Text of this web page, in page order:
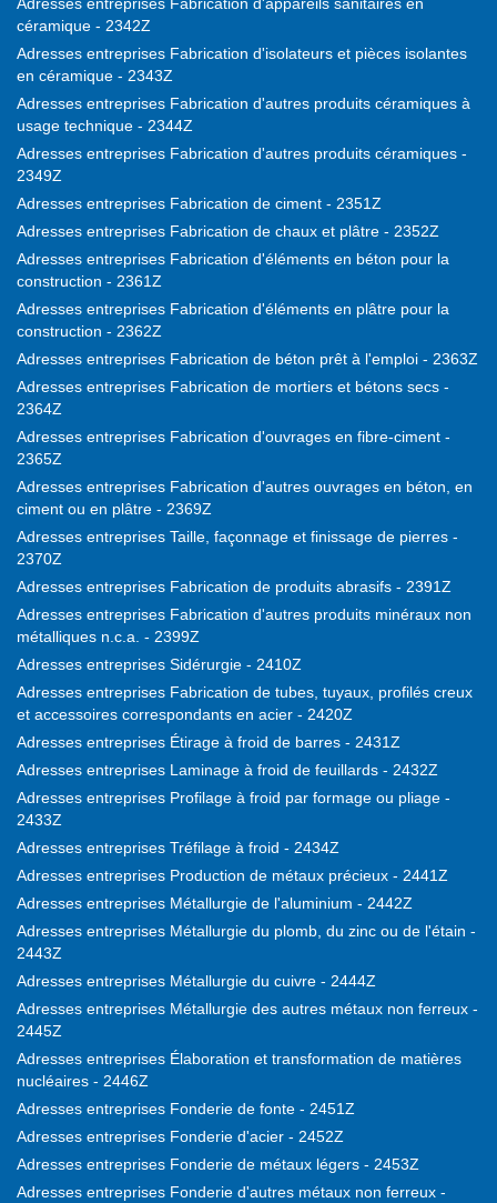
céramique - 2342Z
Adresses entreprises Fabrication d'isolateurs et pièces isolantes
en céramique - 2343Z
Adresses entreprises Fabrication d'autres produits céramiques à
usage technique - 2344Z
Adresses entreprises Fabrication d'autres produits céramiques -
2349Z
Adresses entreprises Fabrication de ciment - 2351Z
Adresses entreprises Fabrication de chaux et plâtre - 2352Z
Adresses entreprises Fabrication d'éléments en béton pour la
construction - 2361Z
Adresses entreprises Fabrication d'éléments en plâtre pour la
construction - 2362Z
Adresses entreprises Fabrication de béton prêt à l'emploi - 2363Z
Adresses entreprises Fabrication de mortiers et bétons secs -
2364Z
Adresses entreprises Fabrication d'ouvrages en fibre-ciment -
2365Z
Adresses entreprises Fabrication d'autres ouvrages en béton, en
ciment ou en plâtre - 2369Z
Adresses entreprises Taille, façonnage et finissage de pierres -
2370Z
Adresses entreprises Fabrication de produits abrasifs - 2391Z
Adresses entreprises Fabrication d'autres produits minéraux non
métalliques n.c.a. - 2399Z
Adresses entreprises Sidérurgie - 2410Z
Adresses entreprises Fabrication de tubes, tuyaux, profilés creux
et accessoires correspondants en acier - 2420Z
Adresses entreprises Étirage à froid de barres - 2431Z
Adresses entreprises Laminage à froid de feuillards - 2432Z
Adresses entreprises Profilage à froid par formage ou pliage -
2433Z
Adresses entreprises Tréfilage à froid - 2434Z
Adresses entreprises Production de métaux précieux - 2441Z
Adresses entreprises Métallurgie de l'aluminium - 2442Z
Adresses entreprises Métallurgie du plomb, du zinc ou de l'étain -
2443Z
Adresses entreprises Métallurgie du cuivre - 2444Z
Adresses entreprises Métallurgie des autres métaux non ferreux -
2445Z
Adresses entreprises Élaboration et transformation de matières
nucléaires - 2446Z
Adresses entreprises Fonderie de fonte - 2451Z
Adresses entreprises Fonderie d'acier - 2452Z
Adresses entreprises Fonderie de métaux légers - 2453Z
Adresses entreprises Fonderie d'autres métaux non ferreux -